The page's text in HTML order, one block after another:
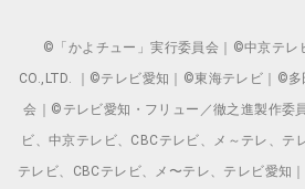
©「かよチュー」実行委員会｜©中京テレ
CO.,LTD. ｜©テレビ愛知｜©東海テレビ｜©
会｜©テレビ愛知・フリュー／徹之進製作委
ビ、中京テレビ、CBCテレビ、メ～テレ、テ
テレビ、CBCテレビ、メ〜テレ、テレビ愛